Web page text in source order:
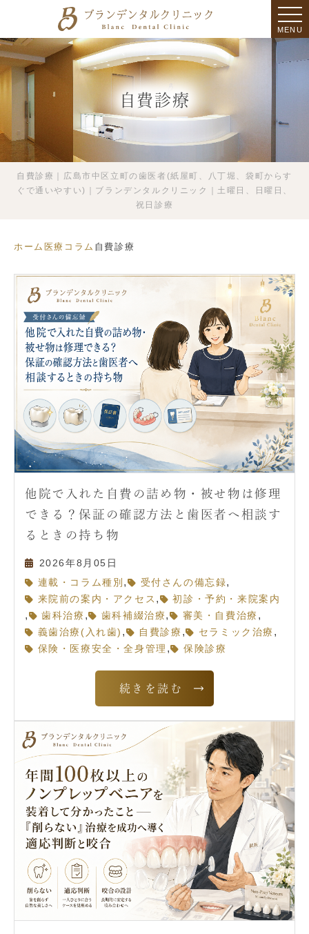
MENU
自費診療
自費診療｜広島市中区立町の歯医者(紙屋町、八丁堀、袋町からす
ぐで通いやすい)｜ブランデンタルクリニック｜土曜日、日曜日、
祝日診療
ホーム 医療コラム 自費診療
他院で入れた自費の詰め物・被せ物は修理
できる？保証の確認方法と歯医者へ相談す
るときの持ち物
2026年8月05日
連載・コラム種別 , 受付さんの備忘録,
来院前の案内・アクセス , 初診・予約・来院案内
, 歯科治療 , 歯科補綴治療 , 審美・自費治療 ,
義歯治療(入れ歯) , 自費診療 , セラミック治療 ,
保険・医療安全・全身管理 , 保険診療
続きを読む